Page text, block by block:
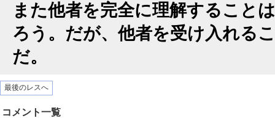
また他者を完全に理解すること
ろう。だが、他者を受け入れる
だ。
最後のレスへ
コメント一覧